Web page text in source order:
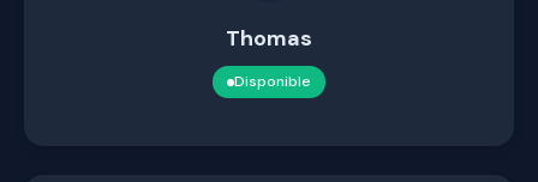
Thomas
Disponible